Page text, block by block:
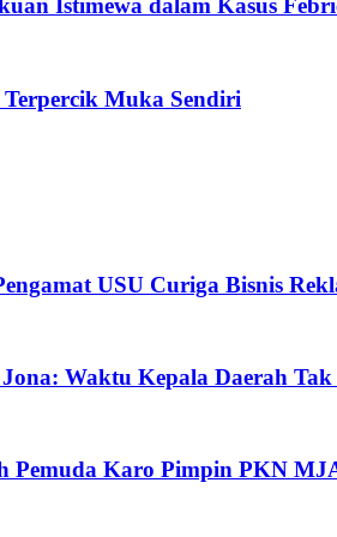
Istimewa dalam Kasus
Muka Sendiri
USU Curiga Bisnis
Waktu Kepala Daerah Tak
Pemuda Karo Pimpin PKN